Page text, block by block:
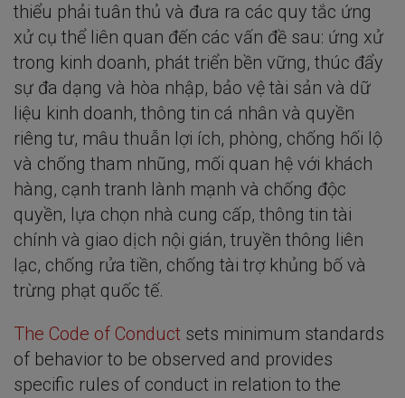
thiểu phải tuân thủ và đưa ra các quy tắc ứng
xử cụ thể liên quan đến các vấn đề sau: ứng xử
trong kinh doanh, phát triển bền vững, thúc đẩy
sự đa dạng và hòa nhập, bảo vệ tài sản và dữ
liệu kinh doanh, thông tin cá nhân và quyền
riêng tư, mâu thuẫn lợi ích, phòng, chống hối lộ
và chống tham nhũng, mối quan hệ với khách
hàng, cạnh tranh lành mạnh và chống độc
quyền, lựa chọn nhà cung cấp, thông tin tài
chính và giao dịch nội gián, truyền thông liên
lạc, chống rửa tiền, chống tài trợ khủng bố và
trừng phạt quốc tế.
The Code of Conduct sets minimum standards
of behavior to be observed and provides
specific rules of conduct in relation to the